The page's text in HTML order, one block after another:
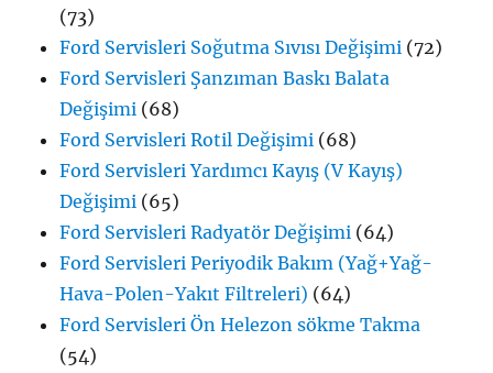
(73)
Ford Servisleri Soğutma Sıvısı Değişimi (72)
Ford Servisleri Şanzıman Baskı Balata
Değişimi (68)
Ford Servisleri Rotil Değişimi (68)
Ford Servisleri Yardımcı Kayış (V Kayış)
Değişimi (65)
Ford Servisleri Radyatör Değişimi (64)
Ford Servisleri Periyodik Bakım (Yağ+Yağ-
Hava-Polen-Yakıt Filtreleri) (64)
Ford Servisleri Ön Helezon sökme Takma
(54)